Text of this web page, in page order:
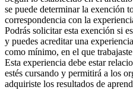
se puede determinar la exención
correspondencia con la
Podrás solicitar esta exención si
y puedes acreditar una
como mínimo, en el que
Esta experiencia debe estar
estés cursando y permitirá a los
adquiriste los resultados de